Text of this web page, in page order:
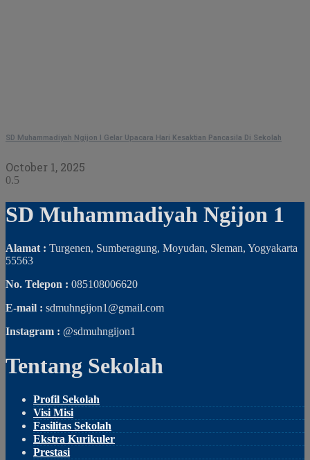
SD Muhammadiyah Ngijon I Gelar Upacara Hari Kesaktian Pancasila Di Sekolah
October 1, 2025
SD Muhammadiyah Ngijon 1
Alamat : Turgenen, Sumberagung, Moyudan, Sleman, Yogyakarta
55563
No. Telepon : 085108006620
E-mail : sdmuhngijon1@gmail.com
Instagram : @sdmuhngijon1
Tentang Sekolah
Profil Sekolah
Visi Misi
Fasilitas Sekolah
Ekstra Kurikuler
Prestasi